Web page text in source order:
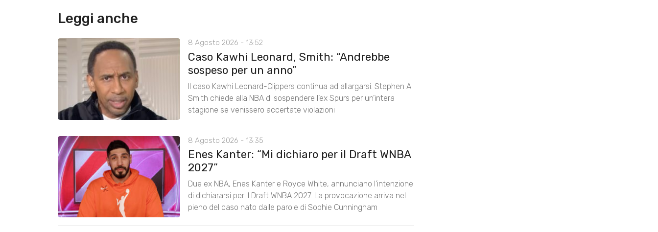
Leggi anche
8 Agosto 2026 - 13:52
Caso Kawhi Leonard, Smith: “Andrebbe
sospeso per un anno”
Il caso Kawhi Leonard-Clippers continua ad allargarsi. Stephen A.
Smith chiede alla NBA di sospendere l’ex Spurs per un’intera
stagione se venissero accertate violazioni
8 Agosto 2026 - 13:35
Enes Kanter: “Mi dichiaro per il Draft WNBA
2027”
Due ex NBA, Enes Kanter e Royce White, annunciano l’intenzione
di dichiararsi per il Draft WNBA 2027. La provocazione arriva nel
pieno del caso nato dalle parole di Sophie Cunningham